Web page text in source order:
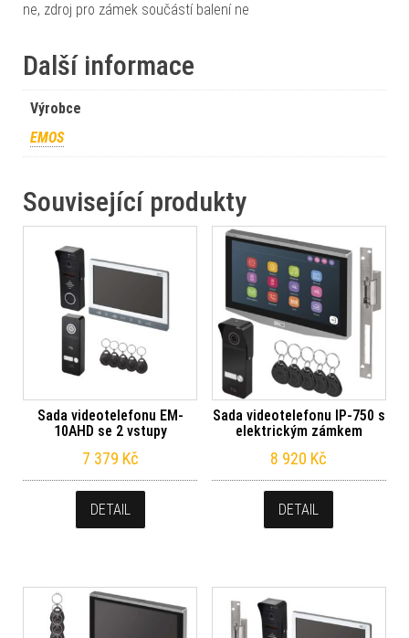
ne, zdroj pro zámek součástí balení ne
Další informace
Výrobce
EMOS
Související produkty
Sada videotelefonu EM-
10AHD se 2 vstupy
7 379 Kč
DETAIL
Sada videotelefonu IP-750 s
elektrickým zámkem
8 920 Kč
DETAIL